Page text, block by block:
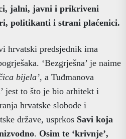
jalni, javni i prikriveni
politikanti i strani plaćenici.
hrvatski predsjednik ima
‘Bezgrješna’ je naime
bijela’, a Tuđmanova
jest to što je bio arhitekt i
hrvatske slobode i
države, usprkos Savi koja
. Osim te ‘krivnje’,